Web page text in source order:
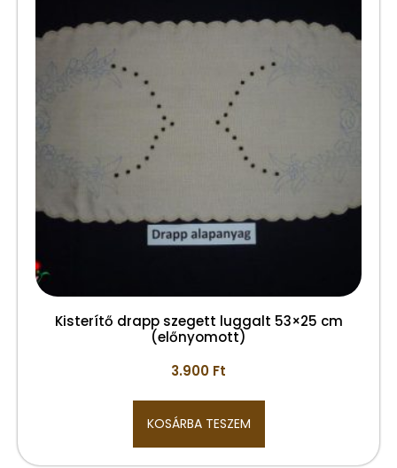
Kisterítő drapp szegett luggalt 53×25 cm
(előnyomott)
3.900 Ft
KOSÁRBA TESZEM